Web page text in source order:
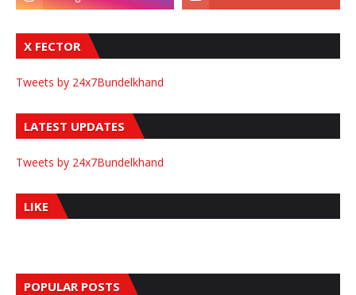
X FECTOR
Tweets by 24x7Bundelkhand
LATEST UPDATES
Tweets by 24x7Bundelkhand
LIKE
POPULAR POSTS